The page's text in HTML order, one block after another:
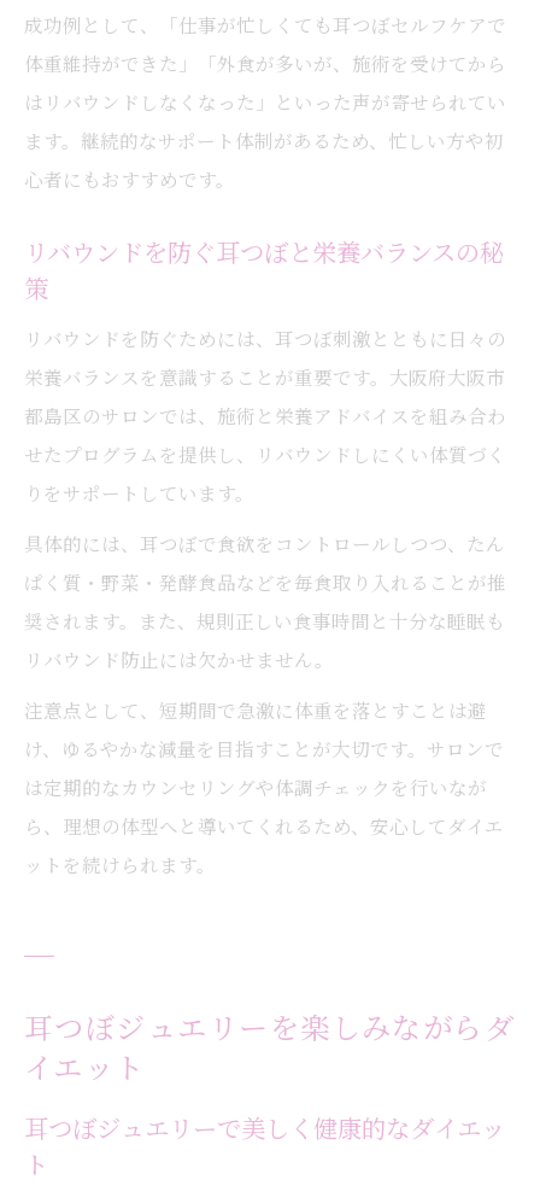
成功例として、「仕事が忙しくても耳つぼセルフケアで
体重維持ができた」「外食が多いが、施術を受けてから
はリバウンドしなくなった」といった声が寄せられてい
ます。継続的なサポート体制があるため、忙しい方や初
心者にもおすすめです。
リバウンドを防ぐ耳つぼと栄養バランスの秘
策
リバウンドを防ぐためには、耳つぼ刺激とともに日々の
栄養バランスを意識することが重要です。大阪府大阪市
都島区のサロンでは、施術と栄養アドバイスを組み合わ
せたプログラムを提供し、リバウンドしにくい体質づく
りをサポートしています。
具体的には、耳つぼで食欲をコントロールしつつ、たん
ぱく質・野菜・発酵食品などを毎食取り入れることが推
奨されます。また、規則正しい食事時間と十分な睡眠も
リバウンド防止には欠かせません。
注意点として、短期間で急激に体重を落とすことは避
け、ゆるやかな減量を目指すことが大切です。サロンで
は定期的なカウンセリングや体調チェックを行いなが
ら、理想の体型へと導いてくれるため、安心してダイエ
ットを続けられます。
耳つぼジュエリーを楽しみながらダ
イエット
耳つぼジュエリーで美しく健康的なダイエッ
ト